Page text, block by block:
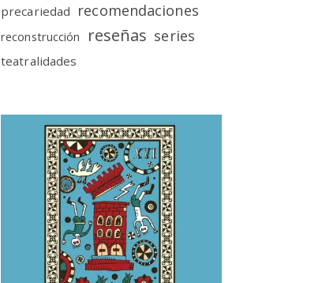
precariedad recomendaciones
reconstrucción reseñas series
teatralidades